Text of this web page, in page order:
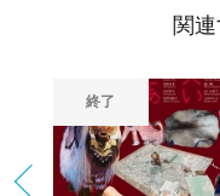
関
終了